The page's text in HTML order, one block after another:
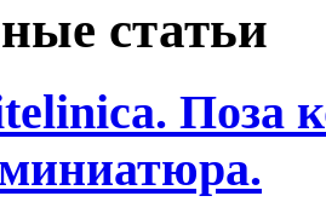
статьи
Поза